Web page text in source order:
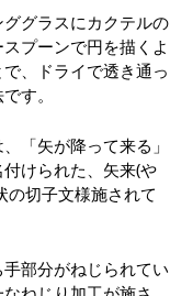
グラスにカクテルの
プーンで円を描くよ
、ドライで透き通っ
す。
「矢が降って来る」
けられた、矢来(や
の切子文様施されて
部分がねじられてい